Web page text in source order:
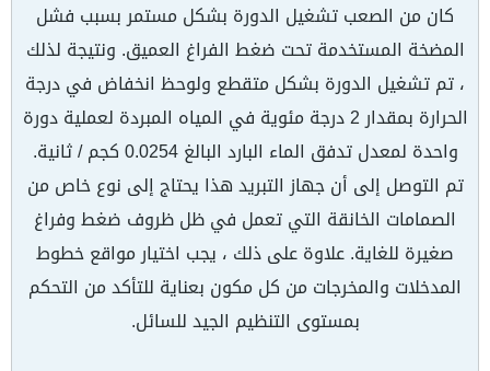
كان من الصعب تشغيل الدورة بشكل مستمر بسبب فشل
المضخة المستخدمة تحت ضغط الفراغ العميق. ونتيجة لذلك
، تم تشغيل الدورة بشكل متقطع ولوحظ انخفاض في درجة
الحرارة بمقدار 2 درجة مئوية في المياه المبردة لعملية دورة
واحدة لمعدل تدفق الماء البارد البالغ 0.0254 كجم / ثانية.
تم التوصل إلى أن جهاز التبريد هذا يحتاج إلى نوع خاص من
الصمامات الخانقة التي تعمل في ظل ظروف ضغط وفراغ
صغيرة للغاية. علاوة على ذلك ، يجب اختيار مواقع خطوط
المدخلات والمخرجات من كل مكون بعناية للتأكد من التحكم
بمستوى التنظيم الجيد للسائل.